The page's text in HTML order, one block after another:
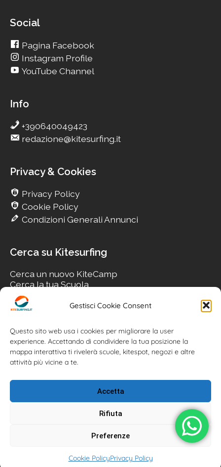
Gestisci Cookie Consent
Questo sito web usa i cookies per migliorare la user
experience. Accettando di condividere la tua posizione la
mappa interattiva ti rivelerà scuole, kitespot, negozi e altre
attività più vicine a te.
Accetta
Rifiuta
Preferenze
Cookie PolicyPrivacy Policy
Social
Pagina Facebook
Instagram Profile
YouTube Channel
Info
+390640049423
redazione@kitesurfing.it
Privacy & Cookies
Privacy Policy
Cookie Policy
Condizioni Generali Annunci
Cerca su Kitesurfing
Cerca un nuovo KiteCamp
Cerca la tua Scuola
Cerca il tuo KiteSpot
Cerca Accommodation
Cerca il tuo Usato
Kitesurfing powered by Associazione Kitesurf Italiana